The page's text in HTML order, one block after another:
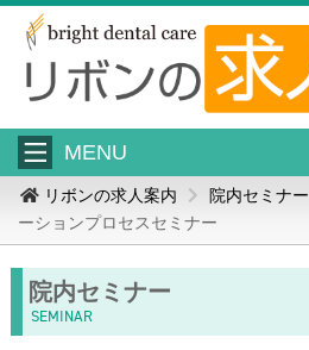
MENU
リボンの求人案内 院内セミナー
ーションプロセスセミナー
院内セミナー
SEMINAR